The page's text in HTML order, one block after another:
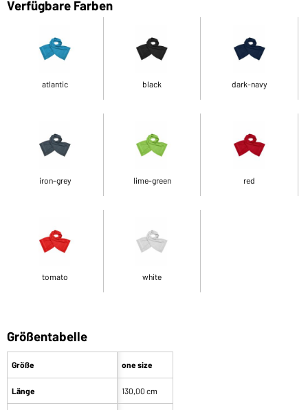
Verfügbare Farben
atlantic black dark-navy
iron-grey lime-green red
tomato white
Größentabelle
Größe
Länge
one size
130,00 cm